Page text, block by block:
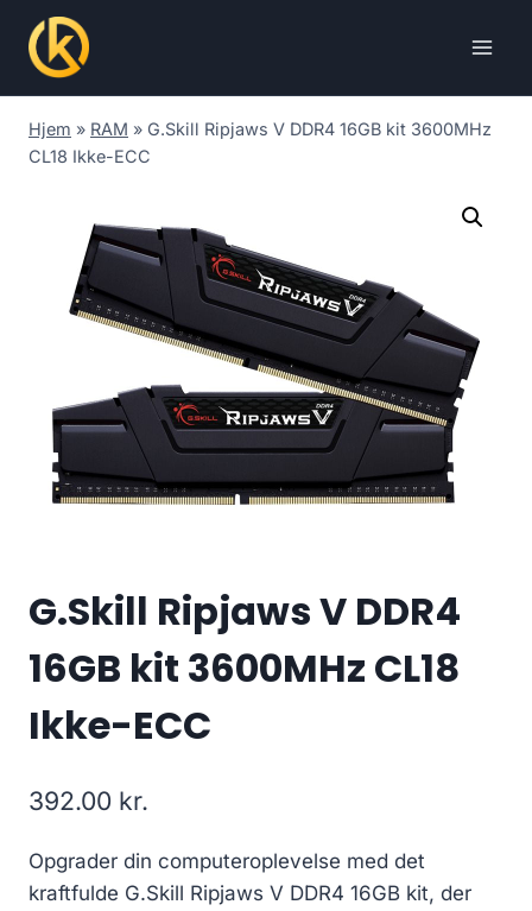
content
Hjem » RAM » G.Skill Ripjaws V DDR4 16GB kit 3600MHz
CL18 Ikke-ECC
G.Skill Ripjaws V DDR4
16GB kit 3600MHz CL18
Ikke-ECC
392.00 kr.
Opgrader din computeroplevelse med det
kraftfulde G.Skill Ripjaws V DDR4 16GB kit, der